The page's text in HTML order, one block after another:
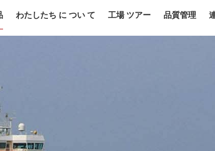
わたしたち に つい て 工場 ツアー 品質管理